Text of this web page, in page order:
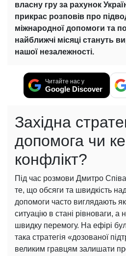
власну гру за рахунок
прикрас розповів про
міжнародної допомоги та
найближчі місяці стануть
нашої незалежності.
Читайте нас у
Google Discover
Західна
допомога чи
конфлікт?
Під час розмови Дмитро
те, що обсяги та швидкість
допомоги часто виглядають
ситуацію в стані рівноваги, а
швидку перемогу. На ефірі
така стратегія «дозованої
великим гравцям залишати